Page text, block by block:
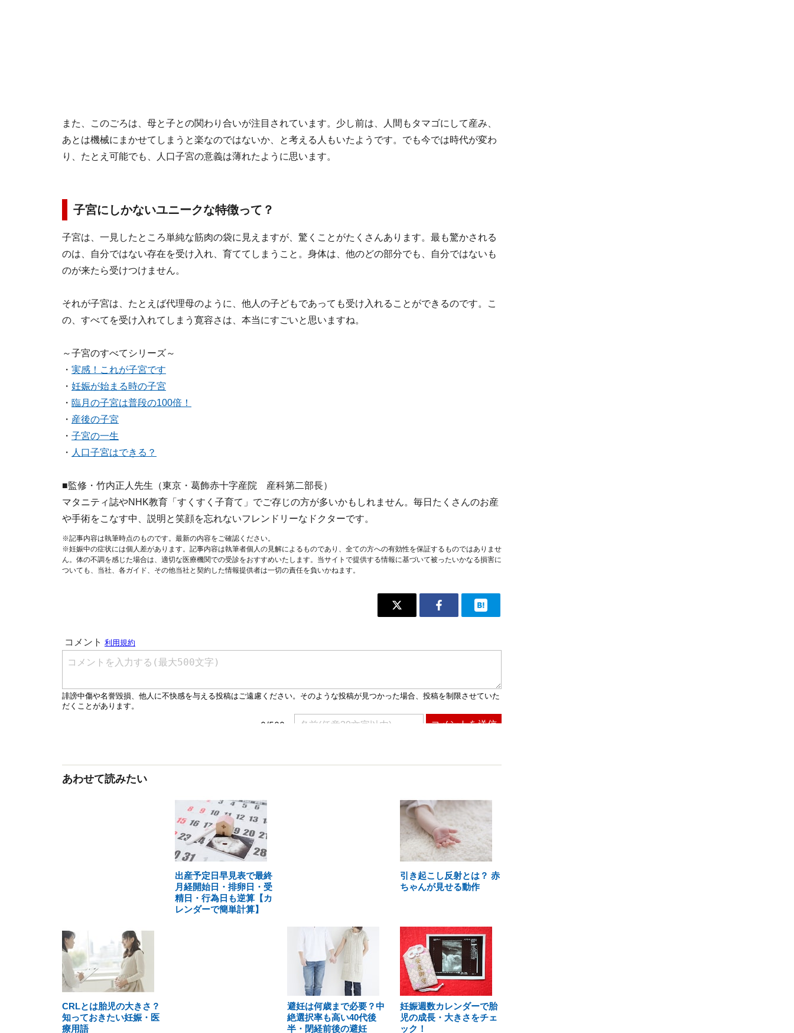
また、このごろは、母と子との関わり合いが注目されています。少し前は、人間もタマゴにして産み、
あとは機械にまかせてしまうと楽なのではないか、と考える人もいたようです。でも今では時代が変わ
り、たとえ可能でも、人口子宮の意義は薄れたように思います。
子宮にしかないユニークな特徴って？
子宮は、一見したところ単純な筋肉の袋に見えますが、驚くことがたくさんあります。最も驚かされる
のは、自分ではない存在を受け入れ、育ててしまうこと。身体は、他のどの部分でも、自分ではないも
のが来たら受けつけません。
それが子宮は、たとえば代理母のように、他人の子どもであっても受け入れることができるのです。こ
の、すべてを受け入れてしまう寛容さは、本当にすごいと思いますね。
～子宮のすべてシリーズ～
・ 実感！これが子宮です
・ 妊娠が始まる時の子宮
・ 臨月の子宮は普段の100倍！
・ 産後の子宮
・ 子宮の一生
・ 人口子宮はできる？
■監修・竹内正人先生（東京・葛飾赤十字産院 産科第二部長）
マタニティ誌やNHK教育「すくすく子育て」でご存じの方が多いかもしれません。毎日たくさんのお産
や手術をこなす中、説明と笑顔を忘れないフレンドリーなドクターです。
※記事内容は執筆時点のものです。最新の内容をご確認ください。
※妊娠中の症状には個人差があります。記事内容は執筆者個人の見解によるものであり、全ての方への有効性を保証するものではありませ
ん。体の不調を感じた場合は、適切な医療機関での受診をおすすめいたします。当サイトで提供する情報に基づいて被ったいかなる損害に
ついても、当社、各ガイド、その他当社と契約した情報提供者は一切の責任を負いかねます。
あわせて読みたい
出産予定日早見表で最終
月経開始日・排卵日・受
精日・行為日も逆算【カ
レンダーで簡単計算】
引き起こし反射とは？ 赤
ちゃんが見せる動作
CRLとは胎児の大きさ？
知っておきたい妊娠・医
療用語
避妊は何歳まで必要？中
絶選択率も高い40代後
半・閉経前後の避妊
妊娠週数カレンダーで胎
児の成長・大きさをチェ
ック！